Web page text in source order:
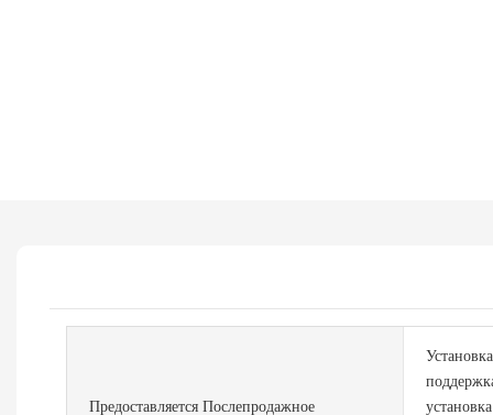
Предоставляется Послепродажное